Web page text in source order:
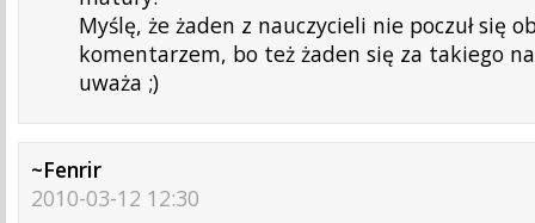
Myślę, że żaden z nauczycieli nie poczuł się
komentarzem, bo też żaden się za takiego
uważa ;)
~Fenrir
2010-03-12 12:30